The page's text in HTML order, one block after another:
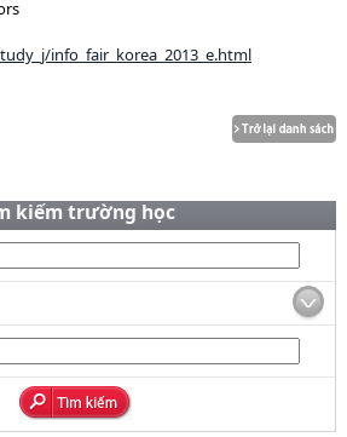
info_fair_korea_2013_e.html
kiếm trường học